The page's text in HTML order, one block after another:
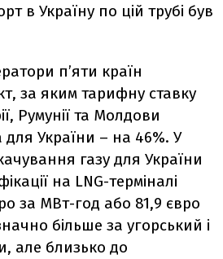
в Україну по цій трубі був
п’яти країн
за яким тарифну ставку
Румунії та Молдови
України – на 46%. У
газу для України
на LNG-терміналі
за МВт-год або 81,9 євро
більше за угорський і
але близько до